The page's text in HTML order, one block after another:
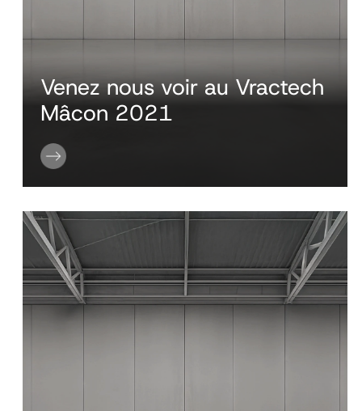
Venez nous voir au Vractech
Mâcon 2021